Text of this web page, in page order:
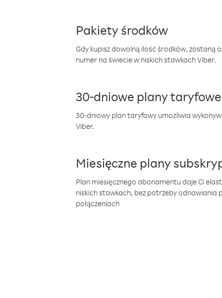
Pakiety środków
Gdy kupisz dowolną ilość środków, zostaną
numer na świecie w niskich stawkach Viber.
30-dniowe plany taryfowe
30-dniowy plan taryfowy umożliwia
Viber.
Miesięczne plany
Plan miesięcznego abonamentu daje Ci
niskich stawkach, bez potrzeby odnawiania
połączeniach